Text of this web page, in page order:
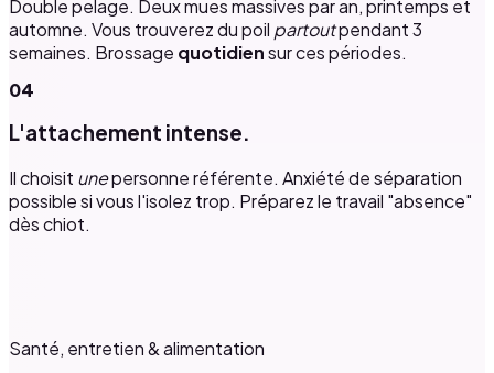
Double pelage. Deux mues massives par an, printemps et
automne. Vous trouverez du poil partoutpendant 3
semaines. Brossage quotidiensur ces périodes.
04
L'attachement intense.
Il choisit unepersonne référente. Anxiété de séparation
possible si vous l'isolez trop. Préparez le travail "absence"
dès chiot.
Santé, entretien & alimentation